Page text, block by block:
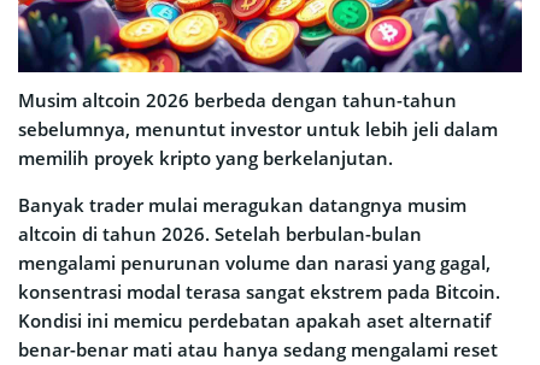
Musim altcoin 2026 berbeda dengan tahun-tahun
sebelumnya, menuntut investor untuk lebih jeli dalam
memilih proyek kripto yang berkelanjutan.
Banyak trader mulai meragukan datangnya musim
altcoin di tahun 2026. Setelah berbulan-bulan
mengalami penurunan volume dan narasi yang gagal,
konsentrasi modal terasa sangat ekstrem pada Bitcoin.
Kondisi ini memicu perdebatan apakah aset alternatif
benar-benar mati atau hanya sedang mengalami reset